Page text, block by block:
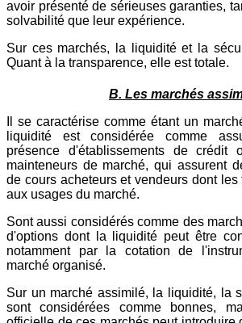
avoir présenté de sérieuses garanties,
solvabilité que leur expérience.
Sur ces marchés, la liquidité et la
Quant à la transparence, elle est totale.
B. Les marchés
Il se caractérise comme étant un
liquidité est considérée comme
présence d'établissements de
mainteneurs de marché, qui assurent
de cours acheteurs et vendeurs dont
aux usages du marché.
Sont aussi considérés comme des
d'options dont la liquidité peut être
notamment par la cotation de
marché organisé.
Sur un marché assimilé, la liquidité, la
sont considérées comme bonnes,